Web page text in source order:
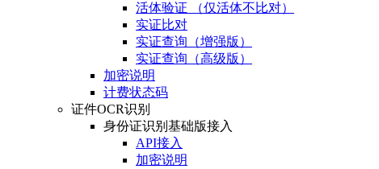
活体验证 （仅活体不比对）
实证比对
实证查询（增强版）
实证查询（高级版）
加密说明
计费状态码
证件OCR识别
身份证识别基础版接入
API接入
加密说明